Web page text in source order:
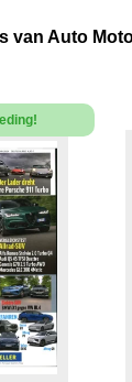
van Auto